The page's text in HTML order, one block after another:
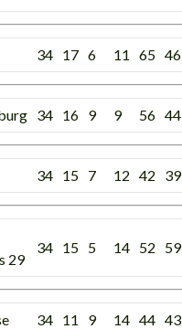
34 17 6 11 65 46
34 16 9 9 56 44
34 15 7 12 42 39
29
34 15 5 14 52 59
34 11 9 14 44 43